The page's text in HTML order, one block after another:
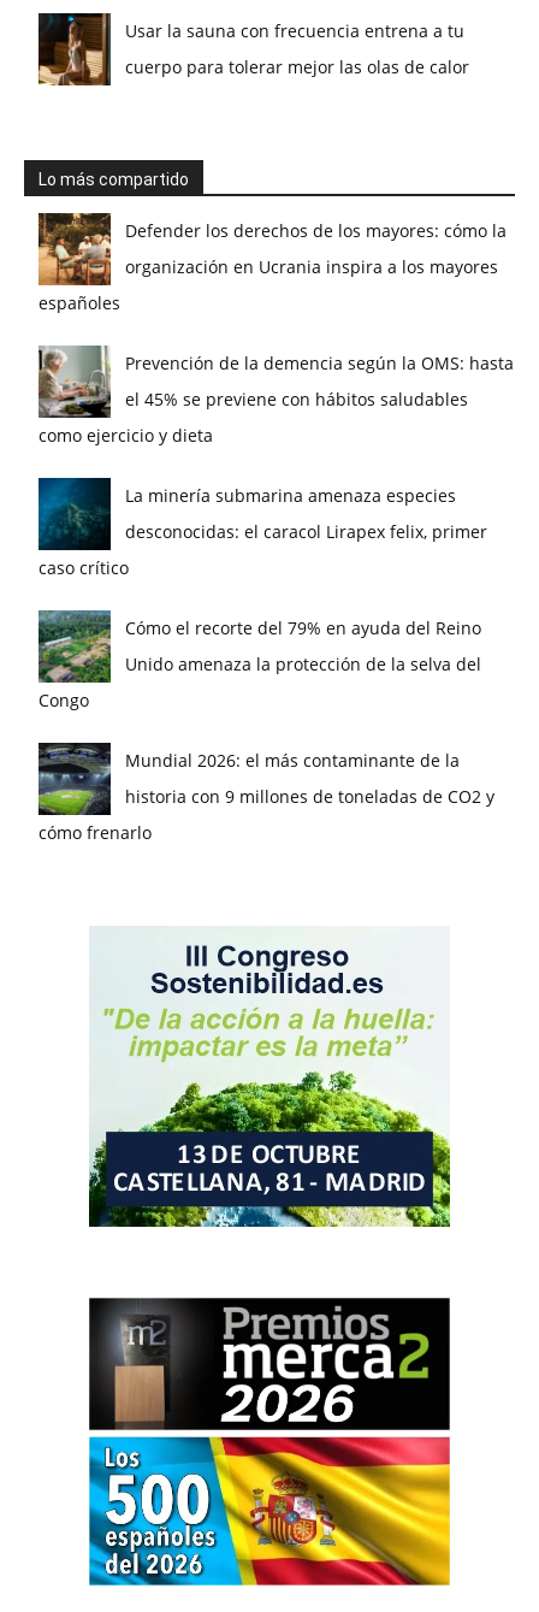
Usar la sauna con frecuencia entrena a tu
cuerpo para tolerar mejor las olas de calor
Lo más compartido
Defender los derechos de los mayores: cómo la
organización en Ucrania inspira a los mayores
españoles
Prevención de la demencia según la OMS: hasta
el 45% se previene con hábitos saludables
como ejercicio y dieta
La minería submarina amenaza especies
desconocidas: el caracol Lirapex felix, primer
caso crítico
Cómo el recorte del 79% en ayuda del Reino
Unido amenaza la protección de la selva del
Congo
Mundial 2026: el más contaminante de la
historia con 9 millones de toneladas de CO2 y
cómo frenarlo